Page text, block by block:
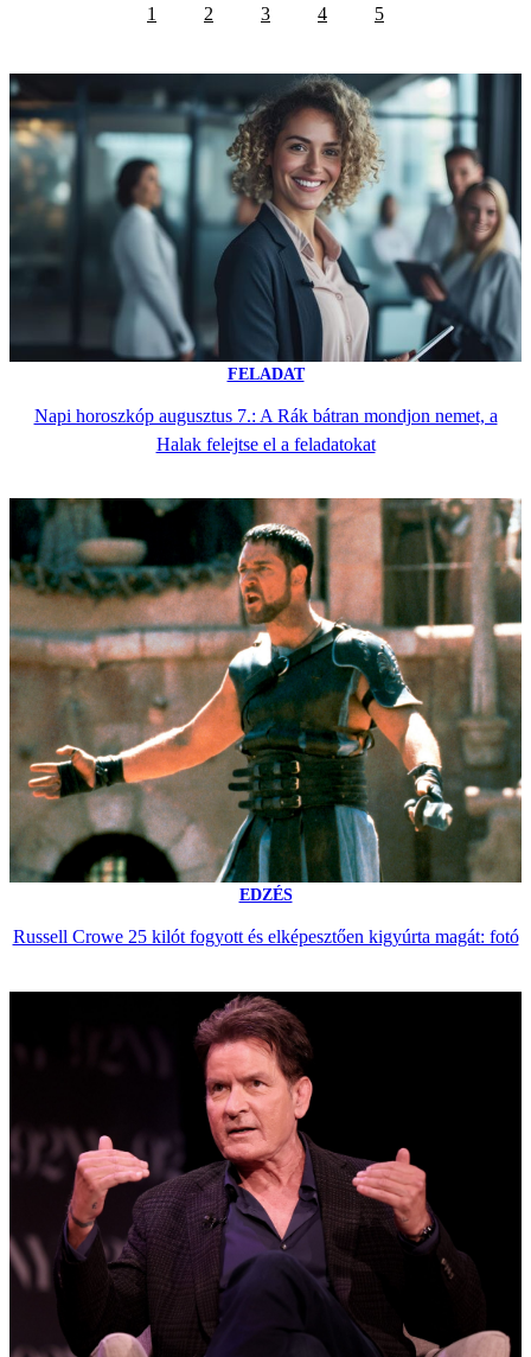
1 2 3 4 5
FELADAT
Napi horoszkóp augusztus 7.: A Rák bátran mondjon nemet, a
Halak felejtse el a feladatokat
EDZÉS
Russell Crowe 25 kilót fogyott és elképesztően kigyúrta magát: fotó